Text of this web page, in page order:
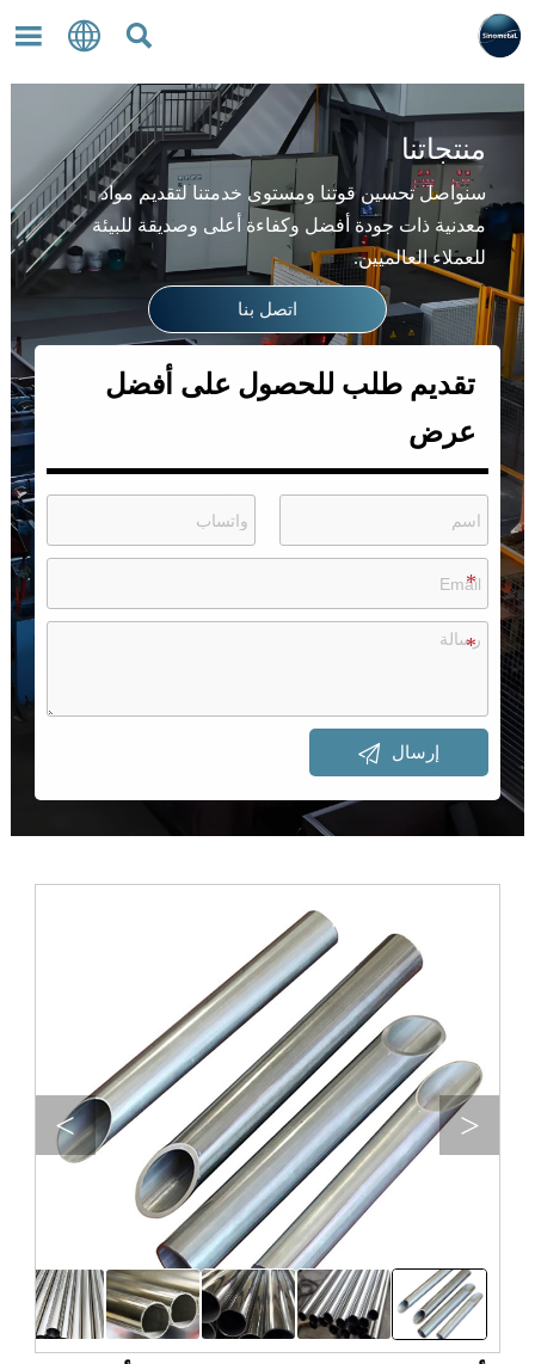



منتجاتنا
سنواصل تحسين قوتنا ومستوى خدمتنا لتقديم مواد
معدنية ذات جودة أفضل وكفاءة أعلى وصديقة للبيئة
للعملاء العالميين.
اتصل بنا
تقديم طلب للحصول على أفضل
عرض
إرسال 
<
>